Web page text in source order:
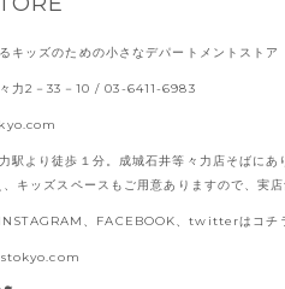
キッズのための小さなデパートメントストア
力2－33－10 / 03-6411-6983
駅より徒歩１分。成城石井等々力店そばに
キッズスペースもご用意ありますので、実店
、FACEBOOK、twitterはコチ